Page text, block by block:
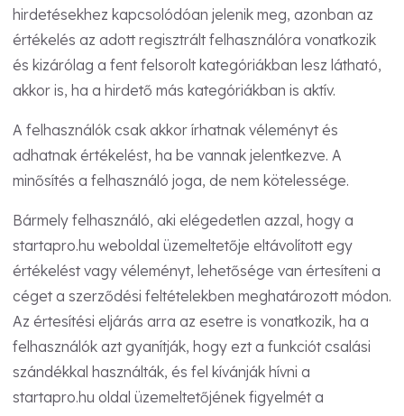
hirdetésekhez kapcsolódóan jelenik meg, azonban az
értékelés az adott regisztrált felhasználóra vonatkozik
és kizárólag a fent felsorolt kategóriákban lesz látható,
akkor is, ha a hirdető más kategóriákban is aktív.
A felhasználók csak akkor írhatnak véleményt és
adhatnak értékelést, ha be vannak jelentkezve. A
minősítés a felhasználó joga, de nem kötelessége.
Bármely felhasználó, aki elégedetlen azzal, hogy a
startapro.hu weboldal üzemeltetője eltávolított egy
értékelést vagy véleményt, lehetősége van értesíteni a
céget a szerződési feltételekben meghatározott módon.
Az értesítési eljárás arra az esetre is vonatkozik, ha a
felhasználók azt gyanítják, hogy ezt a funkciót csalási
szándékkal használták, és fel kívánják hívni a
startapro.hu oldal üzemeltetőjének figyelmét a